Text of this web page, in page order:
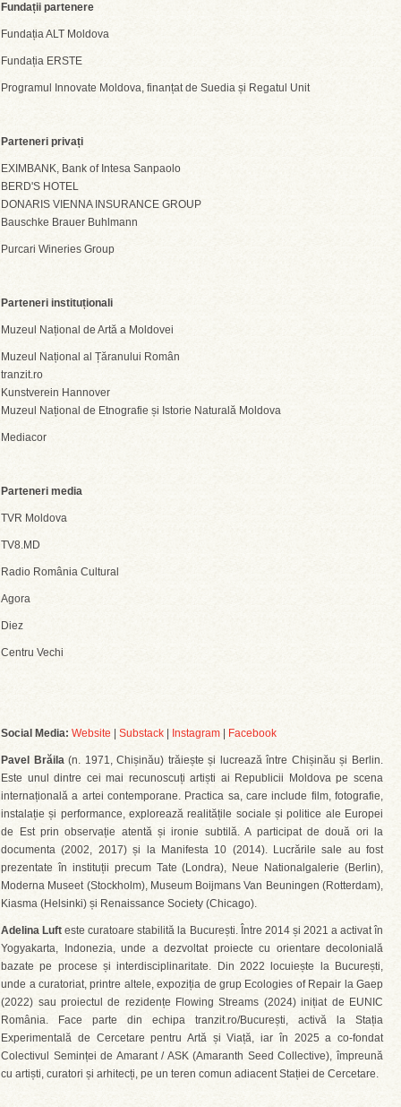
Fundații partenere
Fundația ALT Moldova
Fundația ERSTE
Programul Innovate Moldova, finanțat de Suedia și Regatul Unit
Parteneri privați
EXIMBANK, Bank of Intesa Sanpaolo
BERD'S HOTEL
DONARIS VIENNA INSURANCE GROUP
Bauschke Brauer Buhlmann
Purcari Wineries Group
Parteneri instituționali
Muzeul Național de Artă a Moldovei
Muzeul Național al Țăranului Român
​​tranzit.ro
Kunstverein Hannover
Muzeul Național de Etnografie și Istorie Naturală Moldova
Mediacor
Parteneri media
TVR Moldova
TV8.MD
Radio România Cultural
Agora
Diez
Centru Vechi
Social Media: Website |Substack Instagram Facebook
Pavel Brăila(n. 1971, Chișinău) trăiește și lucrează între Chișinău și Berlin.
Este unul dintre cei mai recunoscuți artiști ai Republicii Moldova pe scena
internațională a artei contemporane. Practica sa, care include film, fotografie,
instalație și performance, explorează realitățile sociale și politice ale Europei
de Est prin observație atentă și ironie subtilă. A participat de două ori la
documenta (2002, 2017) și la Manifesta 10 (2014). Lucrările sale au fost
prezentate în instituții precum Tate (Londra), Neue Nationalgalerie (Berlin),
Moderna Museet (Stockholm), Museum Boijmans Van Beuningen (Rotterdam),
Kiasma (Helsinki) și Renaissance Society (Chicago).
Adelina Luft este curatoare stabilită la București. Între 2014 și 2021 a activat în
Yogyakarta, Indonezia, unde a dezvoltat proiecte cu orientare decolonială
bazate pe procese și interdisciplinaritate. Din 2022 locuiește la București,
unde a curatoriat, printre altele, expoziția de grup Ecologies of Repair la Gaep
(2022) sau proiectul de rezidențe Flowing Streams (2024) inițiat de EUNIC
România. Face parte din echipa tranzit.ro/București, activă la Stația
Experimentală de Cercetare pentru Artă și Viață, iar în 2025 a co-fondat
Colectivul Seminței de Amarant / ASK (Amaranth Seed Collective), împreună
cu artiști, curatori și arhitecți, pe un teren comun adiacent Stației de Cercetare.